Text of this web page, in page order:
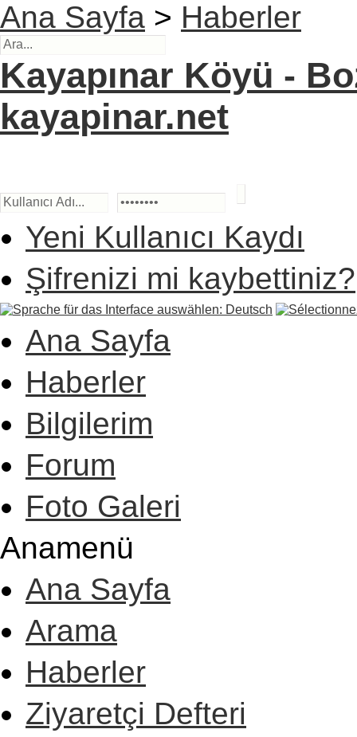
Ana Sayfa > Haberler
Kayapınar Köyü -
kayapinar.net
Yeni Kullanıcı Kaydı
Şifrenizi mi kaybettiniz?
Ana Sayfa
Haberler
Bilgilerim
Forum
Foto Galeri
Anamenü
Ana Sayfa
Arama
Haberler
Ziyaretçi Defteri